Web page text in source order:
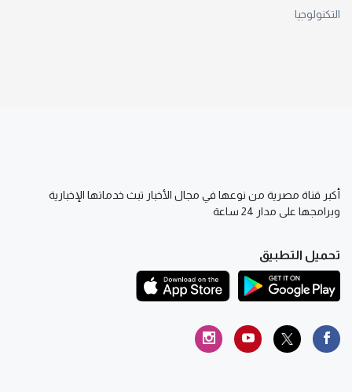
التكنولوجيا
أكبر قناة مصرية من نوعها في مجال الأخبار تبث خدماتها الإخبارية
وبرامجها على مدار 24 ساعة
تحميل التطبيق